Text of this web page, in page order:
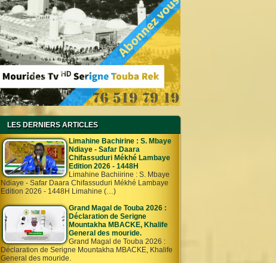
LES DERNIERS ARTICLES
Limahine Bachirine : S. Mbaye
Ndiaye - Safar Daara
Chifassuduri Mékhé Lambaye
Edition 2026 - 1448H
Limahine Bachiirine : S. Mbaye
Ndiaye - Safar Daara Chifassuduri Mékhé Lambaye
Edition 2026 - 1448H Limahine (…)
Grand Magal de Touba 2026 :
Déclaration de Serigne
Mountakha MBACKE, Khalife
General des mouride.
Grand Magal de Touba 2026 :
Déclaration de Serigne Mountakha MBACKE, Khalife
General des mouride.